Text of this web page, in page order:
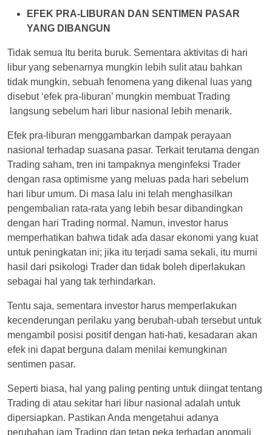
EFEK PRA-LIBURAN DAN SENTIMEN PASAR
YANG DIBANGUN
Tidak semua Itu berita buruk. Sementara aktivitas di hari
libur yang sebenarnya mungkin lebih sulit atau bahkan
tidak mungkin, sebuah fenomena yang dikenal luas yang
disebut ‘efek pra-liburan’ mungkin membuat Trading
langsung sebelum hari libur nasional lebih menarik.
Efek pra-liburan menggambarkan dampak perayaan
nasional terhadap suasana pasar. Terkait terutama dengan
Trading saham, tren ini tampaknya menginfeksi Trader
dengan rasa optimisme yang meluas pada hari sebelum
hari libur umum. Di masa lalu ini telah menghasilkan
pengembalian rata-rata yang lebih besar dibandingkan
dengan hari Trading normal. Namun, investor harus
memperhatikan bahwa tidak ada dasar ekonomi yang kuat
untuk peningkatan ini; jika itu terjadi sama sekali, itu murni
hasil dari psikologi Trader dan tidak boleh diperlakukan
sebagai hal yang tak terhindarkan.
Tentu saja, sementara investor harus memperlakukan
kecenderungan perilaku yang berubah-ubah tersebut untuk
mengambil posisi positif dengan hati-hati, kesadaran akan
efek ini dapat berguna dalam menilai kemungkinan
sentimen pasar.
Seperti biasa, hal yang paling penting untuk diingat tentang
Trading di atau sekitar hari libur nasional adalah untuk
dipersiapkan. Pastikan Anda mengetahui adanya
perubahan jam Trading dan tetap peka terhadap anomali